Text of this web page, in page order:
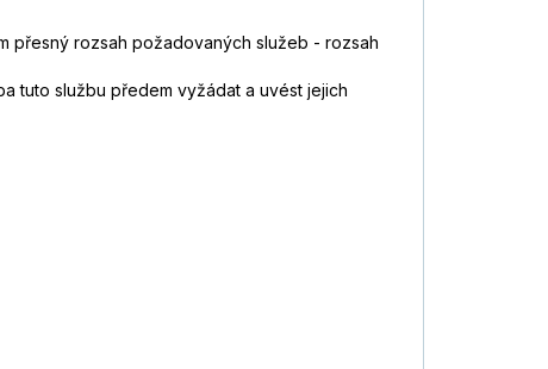
přesný rozsah požadovaných služeb - rozsah
tuto službu předem vyžádat a uvést jejich